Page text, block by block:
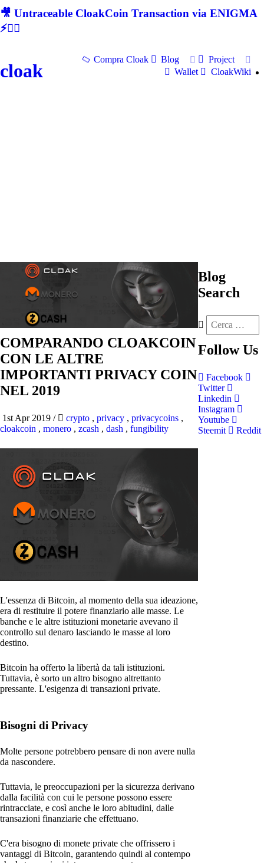
🎥 Untraceable CloakCoin Transaction via ENIGMA
⚡🕵‍♂
cloak
Compra Cloak Blog
Project
Wallet
CloakWiki
COMPARANDO CLOAKCOIN
CON LE ALTRE
IMPORTANTI PRIVACY COIN
NEL 2019
1st Apr 2019 / crypto , privacy , privacycoins ,
cloakcoin , monero , zcash , dash , fungibility
L'essenza di Bitcoin, al momento della sua ideazione,
era di restituire il potere finanziario alle masse. Le
banche e le altre istituzioni monetarie avevano il
controllo sul denaro lasciando le masse al loro
destino.
Bitcoin ha offerto la libertà da tali istituzioni.
Tuttavia, è sorto un altro bisogno altrettanto
pressante. L'esigenza di transazioni private.
Bisogni di Privacy
Molte persone potrebbero pensare di non avere nulla
da nascondere.
Tuttavia, le preoccupazioni per la sicurezza derivano
dalla facilità con cui le persone possono essere
rintracciate, e così anche le loro abitudini, dalle
transazioni finanziarie che effettuano.
C'era bisogno di monete private che offrissero i
vantaggi di Bitcoin, garantendo quindi al contempo
Blog
Search
Follow Us
Facebook
Twitter
Linkedin
Instagram
Youtube
Steemit
Reddit